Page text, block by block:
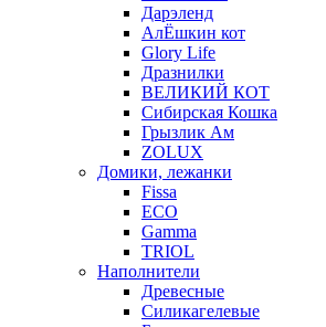
Дарэленд
АлЁшкин кот
Glory Life
Дразнилки
ВЕЛИКИЙ КОТ
Сибирская Кошка
Грызлик Ам
ZOLUX
Домики, лежанки
Fissa
ECO
Gamma
TRIOL
Наполнители
Древесные
Силикагелевые